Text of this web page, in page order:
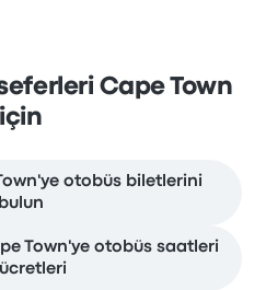
Cape Town
için
otobüs biletlerini
bulun
Town'ye otobüs saatleri